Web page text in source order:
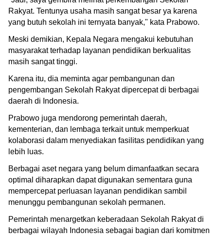
Rakyat. Tentunya usaha masih sangat besar ya karena
yang butuh sekolah ini ternyata banyak," kata Prabowo.
Meski demikian, Kepala Negara mengakui kebutuhan
masyarakat terhadap layanan pendidikan berkualitas
masih sangat tinggi.
Karena itu, dia meminta agar pembangunan dan
pengembangan Sekolah Rakyat dipercepat di berbagai
daerah di Indonesia.
Prabowo juga mendorong pemerintah daerah,
kementerian, dan lembaga terkait untuk memperkuat
kolaborasi dalam menyediakan fasilitas pendidikan yang
lebih luas.
Berbagai aset negara yang belum dimanfaatkan secara
optimal diharapkan dapat digunakan sementara guna
mempercepat perluasan layanan pendidikan sambil
menunggu pembangunan sekolah permanen.
Pemerintah menargetkan keberadaan Sekolah Rakyat di
berbagai wilayah Indonesia sebagai bagian dari komitmen